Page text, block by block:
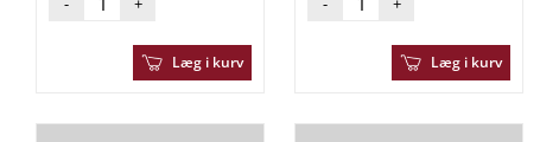
Læg i kurv Læg i kurv